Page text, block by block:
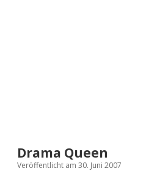
Drama Queen
Veröffentlicht am 30. Juni 2007